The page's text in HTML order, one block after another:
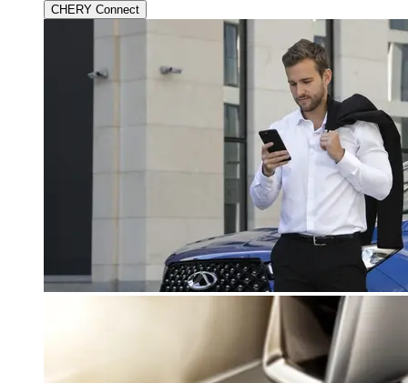
CHERY Connect